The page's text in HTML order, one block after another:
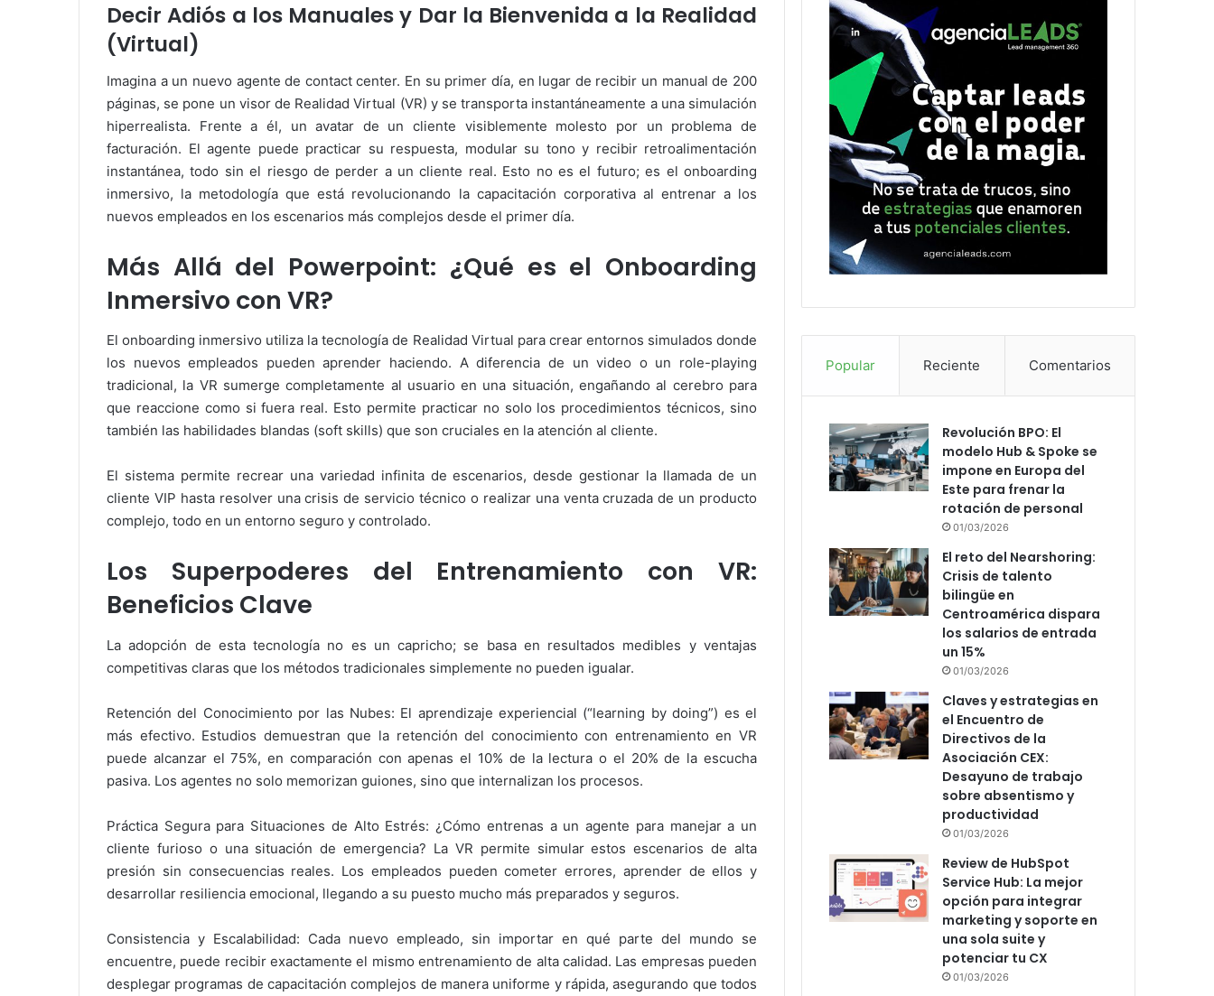
Decir Adiós a los Manuales y Dar la Bienvenida a la Realidad
(Virtual)
Imagina a un nuevo agente de contact center. En su primer día, en lugar de recibir un manual de 200
páginas, se pone un visor de Realidad Virtual (VR) y se transporta instantáneamente a una simulación
hiperrealista. Frente a él, un avatar de un cliente visiblemente molesto por un problema de
facturación. El agente puede practicar su respuesta, modular su tono y recibir retroalimentación
instantánea, todo sin el riesgo de perder a un cliente real. Esto no es el futuro; es el onboarding
inmersivo, la metodología que está revolucionando la capacitación corporativa al entrenar a los
nuevos empleados en los escenarios más complejos desde el primer día.
Más Allá del Powerpoint: ¿Qué es el Onboarding
Inmersivo con VR?
El onboarding inmersivo utiliza la tecnología de Realidad Virtual para crear entornos simulados donde
los nuevos empleados pueden aprender haciendo. A diferencia de un video o un role-playing
tradicional, la VR sumerge completamente al usuario en una situación, engañando al cerebro para
que reaccione como si fuera real. Esto permite practicar no solo los procedimientos técnicos, sino
también las habilidades blandas (soft skills) que son cruciales en la atención al cliente.
El sistema permite recrear una variedad infinita de escenarios, desde gestionar la llamada de un
cliente VIP hasta resolver una crisis de servicio técnico o realizar una venta cruzada de un producto
complejo, todo en un entorno seguro y controlado.
Los Superpoderes del Entrenamiento con VR:
Beneficios Clave
La adopción de esta tecnología no es un capricho; se basa en resultados medibles y ventajas
competitivas claras que los métodos tradicionales simplemente no pueden igualar.
Retención del Conocimiento por las Nubes: El aprendizaje experiencial (“learning by doing”) es el
más efectivo. Estudios demuestran que la retención del conocimiento con entrenamiento en VR
puede alcanzar el 75%, en comparación con apenas el 10% de la lectura o el 20% de la escucha
pasiva. Los agentes no solo memorizan guiones, sino que internalizan los procesos.
Práctica Segura para Situaciones de Alto Estrés: ¿Cómo entrenas a un agente para manejar a un
cliente furioso o una situación de emergencia? La VR permite simular estos escenarios de alta
presión sin consecuencias reales. Los empleados pueden cometer errores, aprender de ellos y
desarrollar resiliencia emocional, llegando a su puesto mucho más preparados y seguros.
Consistencia y Escalabilidad: Cada nuevo empleado, sin importar en qué parte del mundo se
encuentre, puede recibir exactamente el mismo entrenamiento de alta calidad. Las empresas pueden
desplegar programas de capacitación complejos de manera uniforme y rápida, asegurando que todos
Popular Reciente Comentarios
Revolución BPO: El
modelo Hub & Spoke se
impone en Europa del
Este para frenar la
rotación de personal
01/03/2026
El reto del Nearshoring:
Crisis de talento
bilingüe en
Centroamérica dispara
los salarios de entrada
un 15%
01/03/2026
Claves y estrategias en
el Encuentro de
Directivos de la
Asociación CEX:
Desayuno de trabajo
sobre absentismo y
productividad
01/03/2026
Review de HubSpot
Service Hub: La mejor
opción para integrar
marketing y soporte en
una sola suite y
potenciar tu CX
01/03/2026